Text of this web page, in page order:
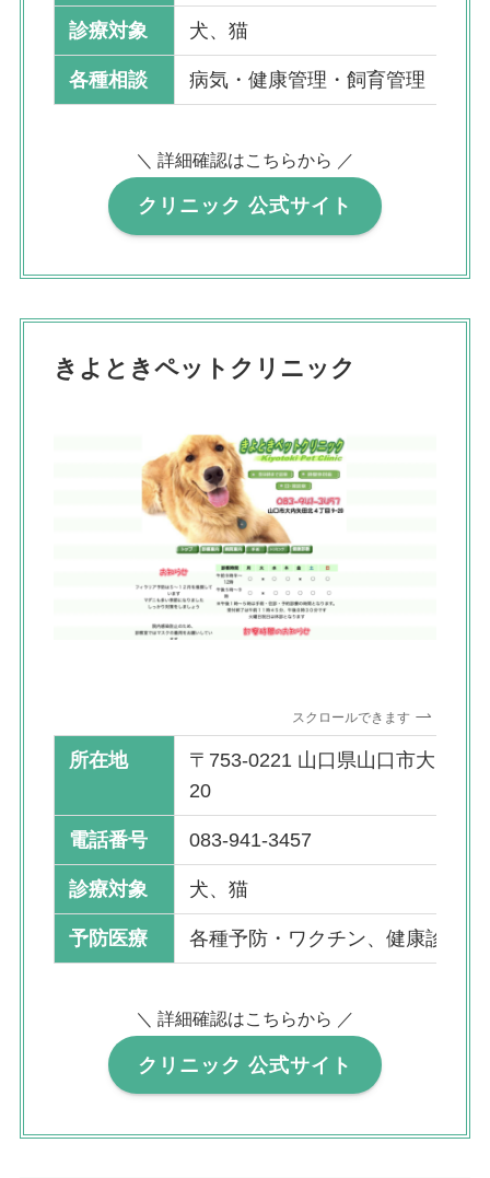
診療対象 犬、猫
各種相談 病気・健康管理・飼育管理 相談
＼ 詳細確認はこちらから ／
クリニック 公式サイト
きよときペットクリニック
スクロールできます
所在地
〒753-0221 山口県山口市大内矢
20
電話番号 083-941-3457
診療対象 犬、猫
予防医療 各種予防・ワクチン、健康診断
＼ 詳細確認はこちらから ／
クリニック 公式サイト